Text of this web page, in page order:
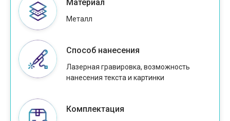
Материал
Металл
Способ нанесения
Лазерная гравировка, возможность
нанесения текста и картинки
Комплектация